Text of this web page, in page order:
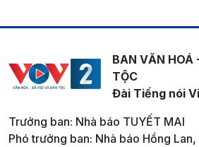
BAN VĂN HOÁ
TỘC
Đài Tiếng nói
Trưởng ban: Nhà báo TUYẾT MAI
Phó trưởng ban: Nhà báo Hồng